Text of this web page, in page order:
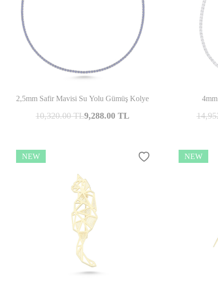
2,5mm Safir Mavisi Su Yolu Gümüş Kolye
10,320.00TL9,288.00 TL
NEW NEW